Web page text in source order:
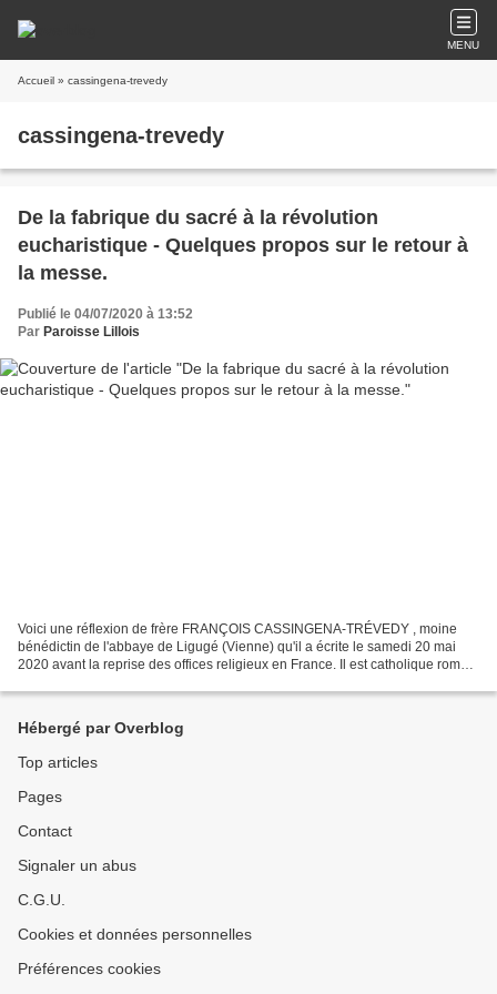
MENU
Accueil » cassingena-trevedy
cassingena-trevedy
De la fabrique du sacré à la révolution
eucharistique - Quelques propos sur le retour à
la messe.
Publié le 04/07/2020 à 13:52
Par Paroisse Lillois
Voici une réflexion de frère FRANÇOIS CASSINGENA-TRÉVEDY , moine
bénédictin de l'abbaye de Ligugé (Vienne) qu'il a écrite le samedi 20 mai
2020 avant la reprise des offices religieux en France. Il est catholique romain
Hébergé par Overblog
Top articles
Pages
Contact
Signaler un abus
C.G.U.
Cookies et données personnelles
Préférences cookies